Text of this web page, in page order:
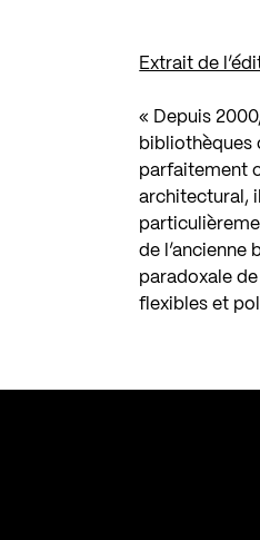
Extrait de
« Depuis
bibliothèques
parfaitement
architectural,
de l’ancienne
paradoxale
flexibles et